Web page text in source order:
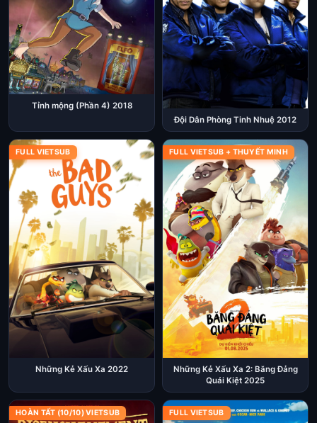
Tỉnh mộng (Phần 4) 2018
Đội Dân Phòng Tinh Nhuệ 2012
FULL VIETSUB
Những Kẻ Xấu Xa 2022
FULL VIETSUB + THUYẾT MINH
Những Kẻ Xấu Xa 2: Băng Đảng
Quái Kiệt 2025
HOÀN TẤT (10/10) VIETSUB FULL VIETSUB